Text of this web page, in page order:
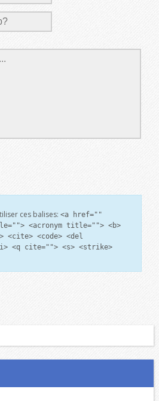
ces balises: <a href=""
<acronym title=""> <b>
<cite> <code> <del
<q cite=""> <s> <strike>